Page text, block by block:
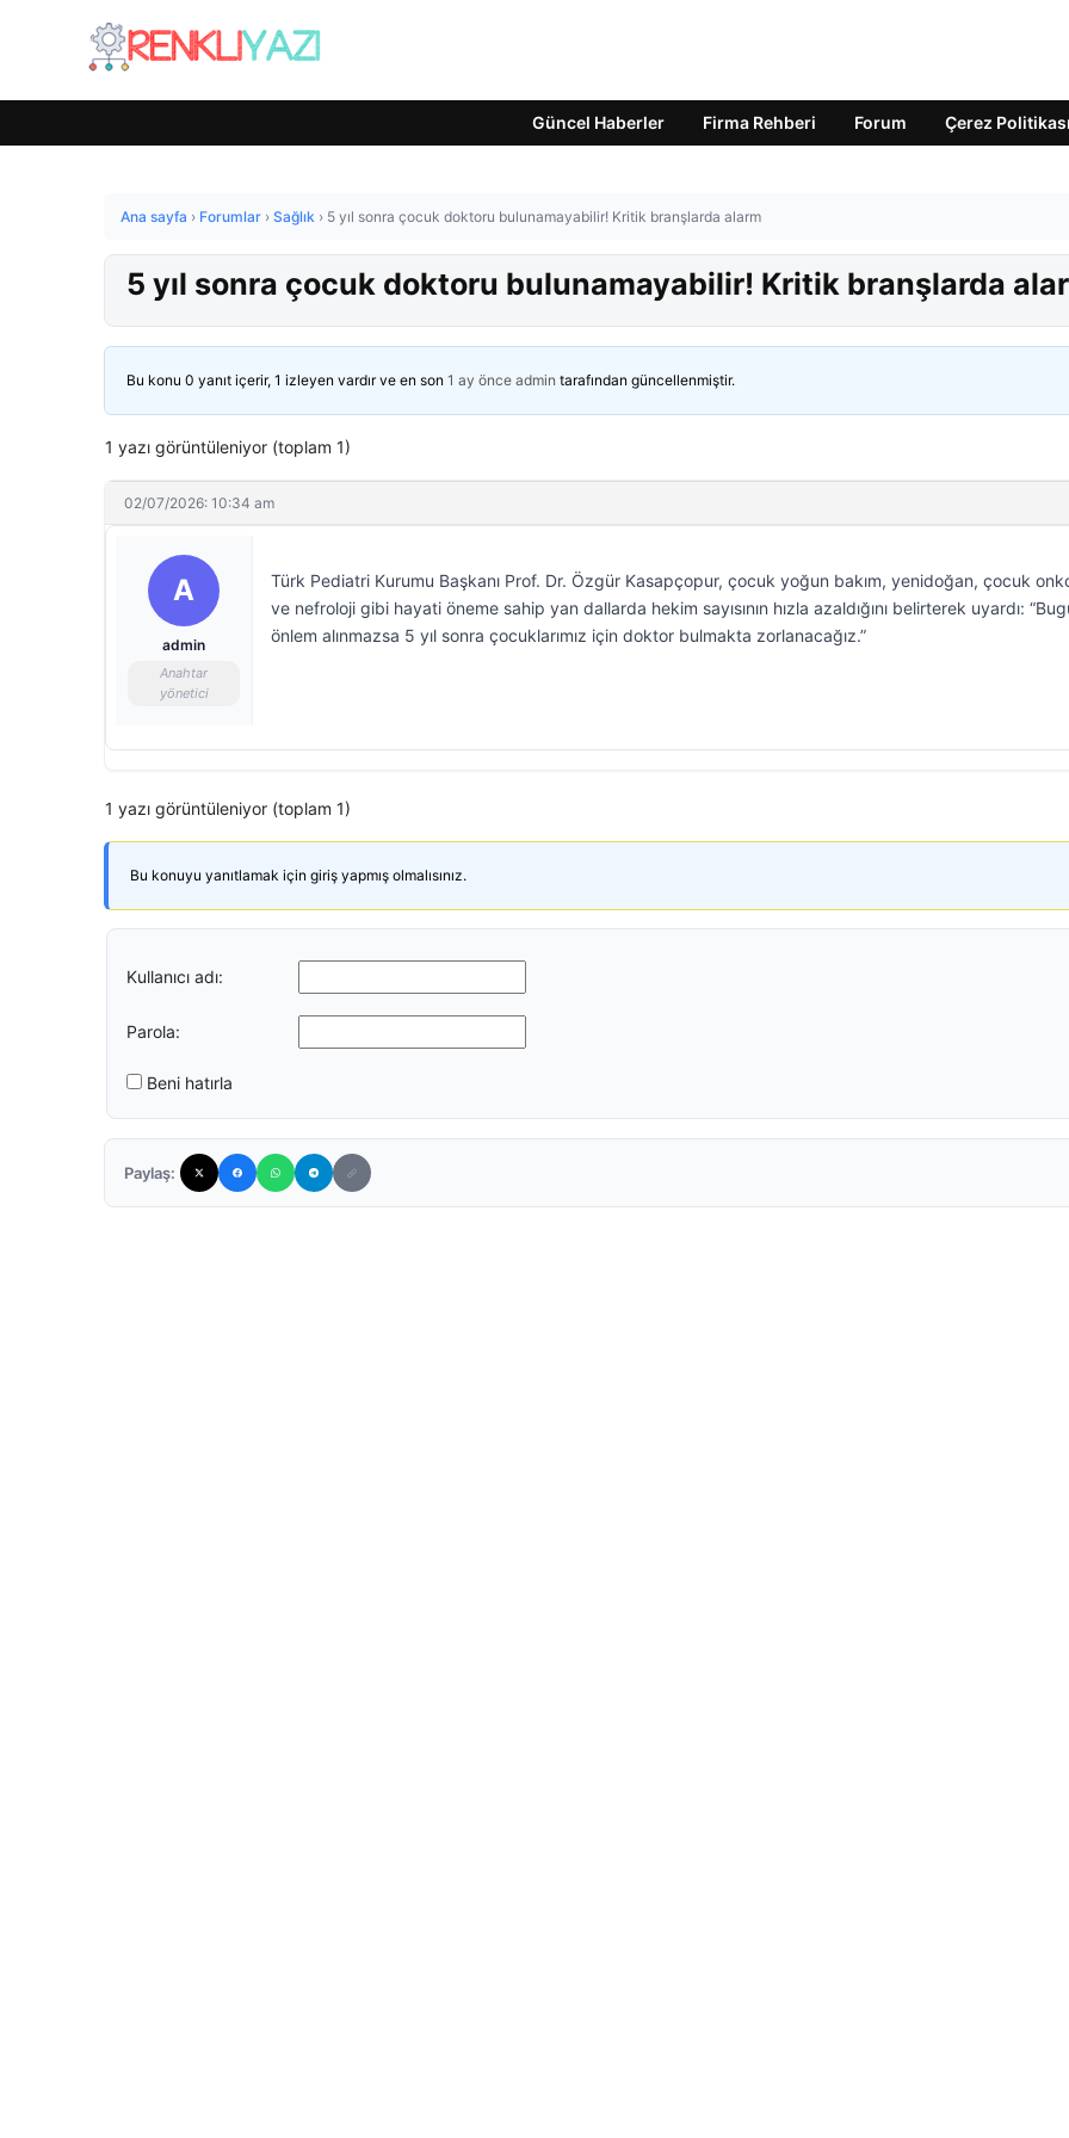
Güncel Haberler Firma Rehberi Forum Çerez Politikası
Ana sayfa › Forumlar › Sağlık › 5 yıl sonra çocuk doktoru bulunamayabilir! Kritik branşlarda alarm
5 yıl sonra çocuk doktoru bulunamayabilir! Kritik branşlarda
Bu konu 0 yanıt içerir, 1 izleyen vardır ve en son 1 ay önce admin tarafından güncellenmiştir.
1 yazı görüntüleniyor (toplam 1)
02/07/2026: 10:34 am
A
admin
Anahtar
yönetici
Türk Pediatri Kurumu Başkanı Prof. Dr. Özgür Kasapçopur, çocuk yoğun bakım, yenidoğan, çocuk
ve nefroloji gibi hayati öneme sahip yan dallarda hekim sayısının hızla azaldığını belirterek uyardı:
önlem alınmazsa 5 yıl sonra çocuklarımız için doktor bulmakta zorlanacağız.”
1 yazı görüntüleniyor (toplam 1)
Bu konuyu yanıtlamak için giriş yapmış olmalısınız.
Kullanıcı adı:
Parola:
Beni hatırla
Paylaş: